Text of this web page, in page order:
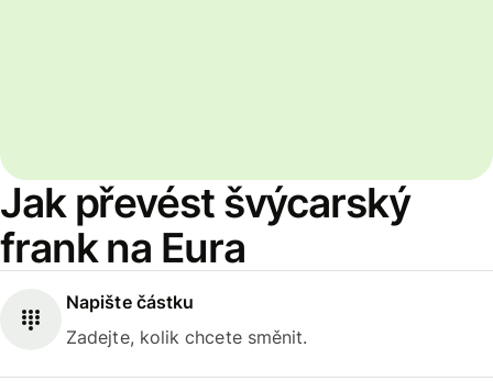
Jak převést švýcarský
frank na Eura
Napište částku
Zadejte, kolik chcete směnit.